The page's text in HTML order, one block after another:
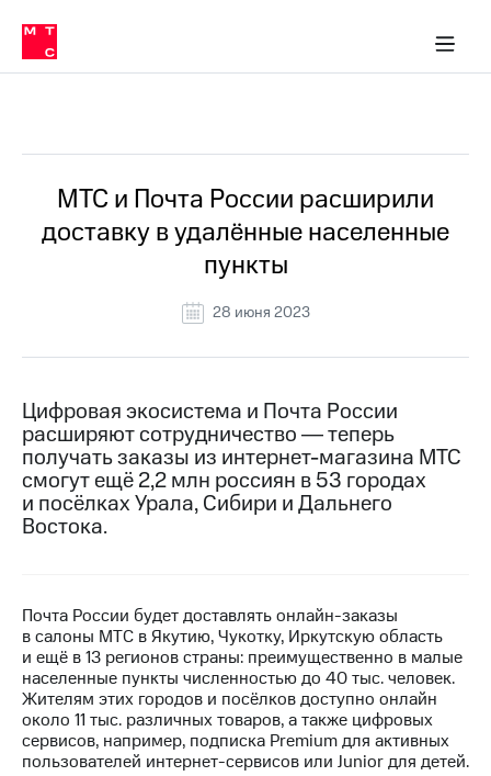
Медиа-центр
и акционерам
Устойчивое развитие
Комплаенс и деловая этика
компании
Карьера
История
компании
информация
Контакты
Медиа-центр
Пресс-
релизы
МТС
Интервью
Финансовая
отчетность
Контакты
в МТС
Пресс-
релизы
МТС и Почта России расширили
доставку в удалённые населенные
пункты
28 июня 2023
Цифровая экосистема и Почта России
расширяют сотрудничество ― теперь
получать заказы из интернет-магазина МТС
смогут ещё 2,2 млн россиян в 53 городах
и посёлках Урала, Сибири и Дальнего
Востока.
Почта России будет доставлять онлайн-заказы
в салоны МТС в Якутию, Чукотку, Иркутскую область
и ещё в 13 регионов страны: преимущественно в малые
населенные пункты численностью до 40 тыс. человек.
Жителям этих городов и посёлков доступно онлайн
около 11 тыс. различных товаров, а также цифровых
сервисов, например, подписка Premium для активных
пользователей интернет-сервисов или Junior для детей.